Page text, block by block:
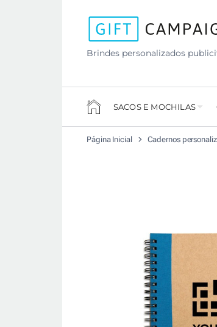
Brindes personalizados
SACOS E MOCHILAS
Página Inicial Cadernos